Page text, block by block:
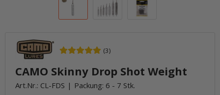
(3)
CAMO Skinny Drop Shot Weight
Art.Nr.: CL-FDS Packung: 6 - 7 Stk.